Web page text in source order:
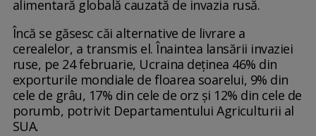
alimentară globală cauzată de invazia rusă.
Încă se găsesc căi alternative de livrare a
cerealelor, a transmis el. Înaintea lansării invaziei
ruse, pe 24 februarie, Ucraina deţinea 46% din
exporturile mondiale de floarea soarelui, 9% din
cele de grâu, 17% din cele de orz şi 12% din cele de
porumb, potrivit Departamentului Agriculturii al
SUA.